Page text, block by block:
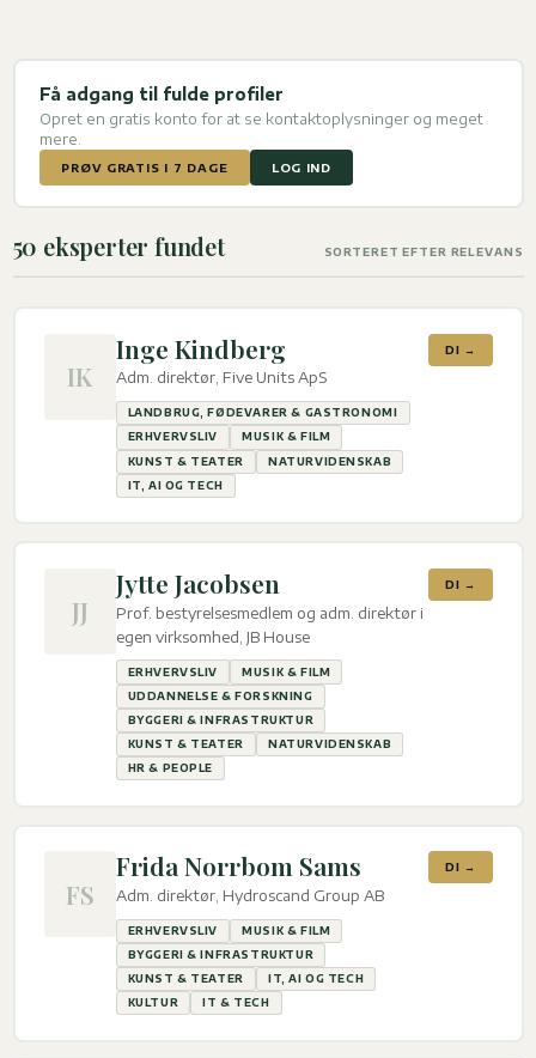
Få adgang til fulde profiler
Opret en gratis konto for at se kontaktoplysninger og meget
mere.
PRØV GRATIS I 7 DAGE LOG IND
50 eksperter fundet SORTERET EFTER RELEVANS
IK
Inge Kindberg
Adm. direktør, Five Units ApS
LANDBRUG, FØDEVARER & GASTRONOMI
ERHVERVSLIV
MUSIK & FILM
KUNST & TEATER
NATURVIDENSKAB
IT, AI OG TECH
DI →
JJ
Jytte Jacobsen
Prof. bestyrelsesmedlem og adm. direktør i
egen virksomhed, JB House
ERHVERVSLIV
MUSIK & FILM
UDDANNELSE & FORSKNING
BYGGERI & INFRASTRUKTUR
KUNST & TEATER
NATURVIDENSKAB
HR & PEOPLE
DI →
FS
Frida Norrbom Sams
Adm. direktør, Hydroscand Group AB
ERHVERVSLIV
MUSIK & FILM
BYGGERI & INFRASTRUKTUR
KUNST & TEATER
IT, AI OG TECH
KULTUR
IT & TECH
DI →